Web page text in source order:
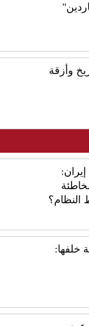
وأزقة
النظام؟
خلفها: